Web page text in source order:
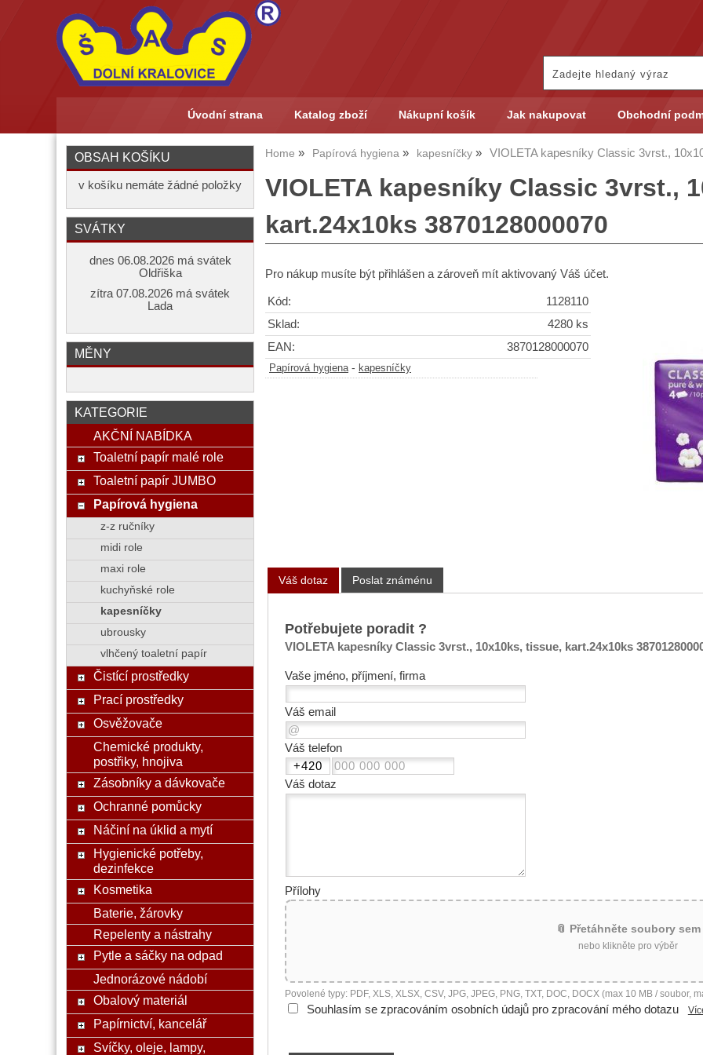
Úvodní strana Katalog zboží Nákupní košík Jak nakupovat Obchodní
Home Papírová hygiena kapesníčky VIOLETA kapesníky Classic 3vrst.,
VIOLETA kapesníky Classic 3vrst.,
kart.24x10ks 3870128000070
Pro nákup musíte být přihlášen a zároveň mít aktivovaný Váš účet.
Kód:
1128110
Sklad:
4280 ks
EAN:
3870128000070
Papírová hygiena - kapesníčky
Váš dotaz Poslat známénu
Potřebujete poradit ?
VIOLETA kapesníky Classic 3vrst., 10x10ks, tissue, kart.24x10ks
Vaše jméno, příjmení, firma
Váš email
Váš telefon
Váš dotaz
Přílohy
📎 Přetáhněte soubory sem
nebo klikněte pro výběr
Povolené typy: PDF, XLS, XLSX, CSV, JPG, JPEG, PNG, TXT, DOC, DOCX (max 10 MB / soubor,
Souhlasím se zpracováním osobních údajů pro zpracování mého dotazu
OBSAH KOŠÍKU
v košíku nemáte žádné položky
SVÁTKY
dnes 06.08.2026 má svátek
Oldřiška
zítra 07.08.2026 má svátek
Lada
MĚNY
KATEGORIE
AKČNÍ NABÍDKA
Toaletní papír malé role
Toaletní papír JUMBO
Papírová hygiena
z-z ručníky
midi role
maxi role
kuchyňské role
kapesníčky
ubrousky
vlhčený toaletní papír
Čistící prostředky
Prací prostředky
Osvěžovače
Chemické produkty,
postřiky, hnojiva
Zásobníky a dávkovače
Ochranné pomůcky
Náčiní na úklid a mytí
Hygienické potřeby,
dezinfekce
Kosmetika
Baterie, žárovky
Repelenty a nástrahy
Pytle a sáčky na odpad
Jednorázové nádobí
Obalový materiál
Papírnictví, kancelář
Svíčky, oleje, lampy,